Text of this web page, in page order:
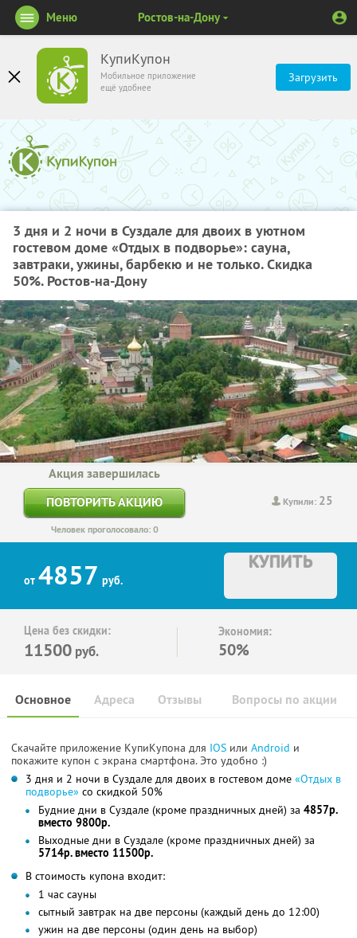
КупиКупон
Мобильное приложение
ещё удобнее
Загрузить
Меню Ростов-на-Дону
3 дня и 2 ночи в Суздале для двоих в уютном
гостевом доме «Отдых в подворье»: сауна,
завтраки, ужины, барбекю и не только. Скидка
50%. Ростов-на-Дону
Купили: 25
Акция завершилась
ПОВТОРИТЬ АКЦИЮ
Человек проголосовало: 0
от 4857 руб.
КУПИТЬ
Цена без скидки:
11500 руб.
Экономия:
50%
Основное Отзывы Вопросы по акции
Адреса
Скачайте приложение КупиКупона для IOS или Android и
покажите купон с экрана смартфона. Это удобно :)
3 дня и 2 ночи в Суздале для двоих в гостевом доме «Отдых в
подворье» со скидкой 50%
Будние дни в Суздале (кроме праздничных дней) за 4857р.
вместо 9800р.
Выходные дни в Суздале (кроме праздничных дней) за
5714р. вместо 11500р.
В стоимость купона входит:
1 час сауны
сытный завтрак на две персоны (каждый день до 12:00)
ужин на две персоны (один день на выбор)